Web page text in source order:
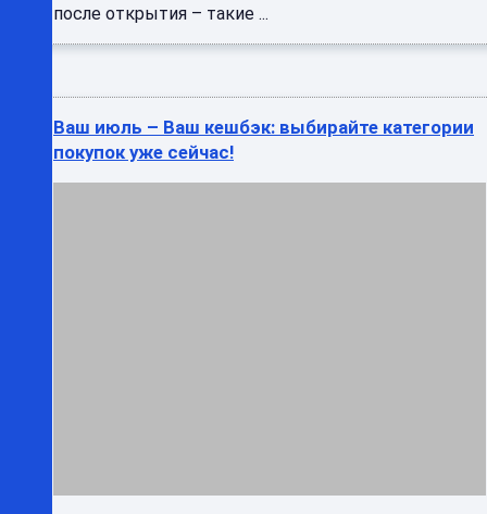
после открытия – такие ...
Ваш июль – Ваш кешбэк: выбирайте категории
покупок уже сейчас!